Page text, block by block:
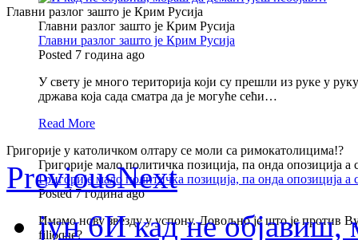
Главни разлог зашто је Крим Русија
Главни разлог зашто је Крим Русија
Главни разлог зашто је Крим Русија
Posted 7 година ago
У свету је много територија који су прешли из руке у
држава која сада сматра да је могуће сећи…
Read More
Григорије у католичком олтару се моли са римокатолицима!?
Григорије мало политичка позиција, па онда опозиција
Григорије мало политичка позиција, па онда опозиција
Posted 7 година ago
Имамо нову звезду у успону. Довољно је што је против
filioque?
PreviousNext
јун 6И кад не